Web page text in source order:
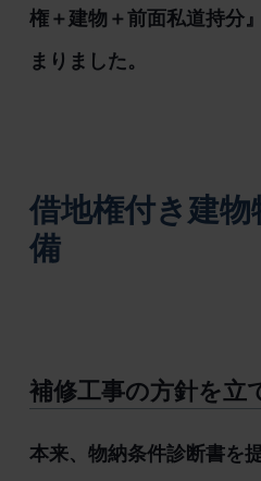
権＋建物＋前面私道持分
まりました。
借地権付き建
備
補修工事の方針を立
本来、物納条件診断書を